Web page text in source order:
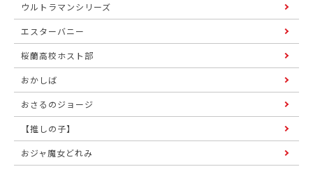
ウルトラマンシリーズ
エスターバニー
桜蘭高校ホスト部
おかしば
おさるのジョージ
【推しの子】
おジャ魔女どれみ